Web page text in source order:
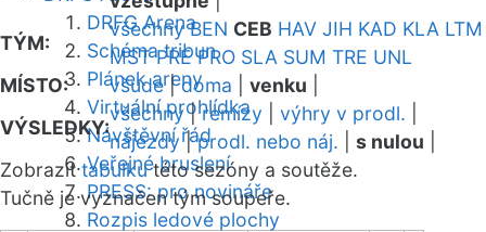
DRFG Arena
Schéma tribun
Plánek areny
Virtuální prohlídka
Návštěvní řád
Veřejné bruslení
PRESS: pro novináře
Rozpis ledové plochy
TÝM:
všechny BEN CEB HAV JIH KAD KLA LTM
MST PRE PRO SLA SUM TRE UNL
MÍSTO:
všude|doma venku
VÝSLEDKY:
všechny|remízy výhry v prodl.
nájezdy|prodl. nebo náj. s nulou
Zobrazittabulkutéto sezóny a soutěže.
Tučně je vyznačen tým soupeře.